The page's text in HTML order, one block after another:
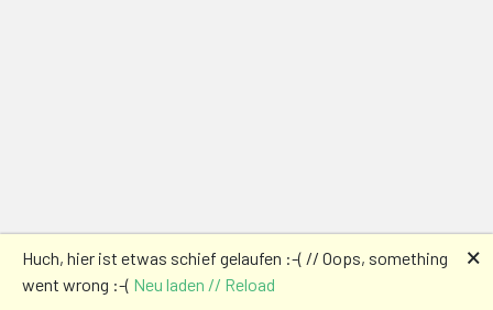
Huch, hier ist etwas schief gelaufen :-( // Oops, something
went wrong :-( Neu laden // Reload
🗙